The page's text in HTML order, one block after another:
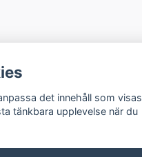
det innehåll som
tänkbara upplevelse när du